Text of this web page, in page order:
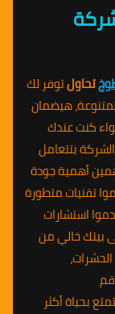
تحاولتوفر لك
هيضمان
كنت عندك
بتتعامل
أهمية جودة
تقنيات متطورة
استشارات
بيتك خالي من
بحياة أكثر